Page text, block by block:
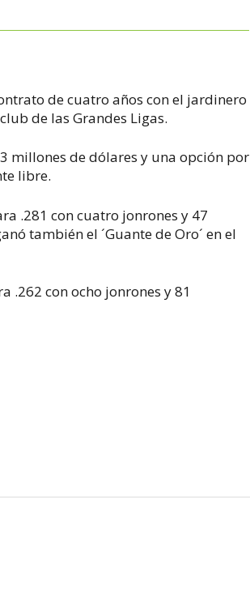
de cuatro años con el jardinero
de las Grandes Ligas.
millones de dólares y una opción por
libre.
.281 con cuatro jonrones y 47
también el ´Guante de Oro´ en el
.262 con ocho jonrones y 81